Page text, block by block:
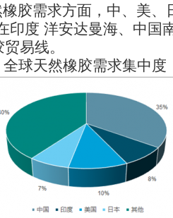
胶需求方面，中、美、
印度 洋安达曼海、中国
易线。
全球天然橡胶需求集中度